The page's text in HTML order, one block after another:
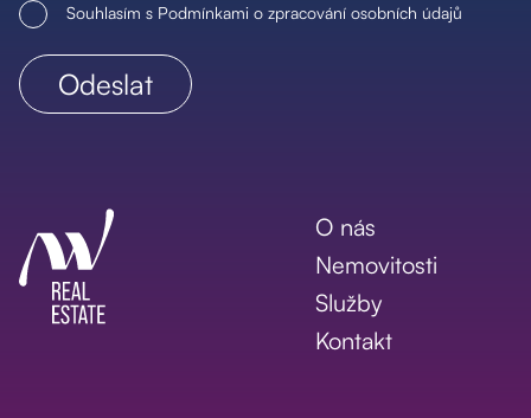
Souhlasím s Podmínkami o zpracování osobních údajů
O nás
Nemovitosti
Služby
Kontakt